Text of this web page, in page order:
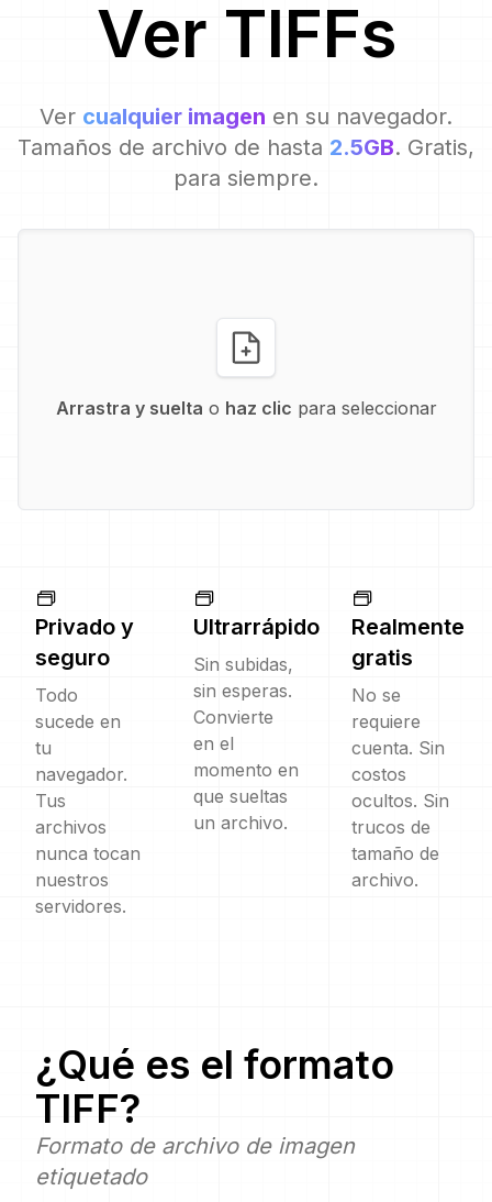
Ver TIFFs
Ver cualquier imagen en su navegador.
Tamaños de archivo de hasta 2.5GB. Gratis,
para siempre.
Arrastra y suelta o haz clic para seleccionar
Privado y
seguro
Todo
sucede en
tu
navegador.
Tus
archivos
nunca tocan
nuestros
servidores.
Ultrarrápido
Sin subidas,
sin esperas.
Convierte
en el
momento en
que sueltas
un archivo.
Realmente
gratis
No se
requiere
cuenta. Sin
costos
ocultos. Sin
trucos de
tamaño de
archivo.
¿Qué es el formato
TIFF?
Formato de archivo de imagen
etiquetado